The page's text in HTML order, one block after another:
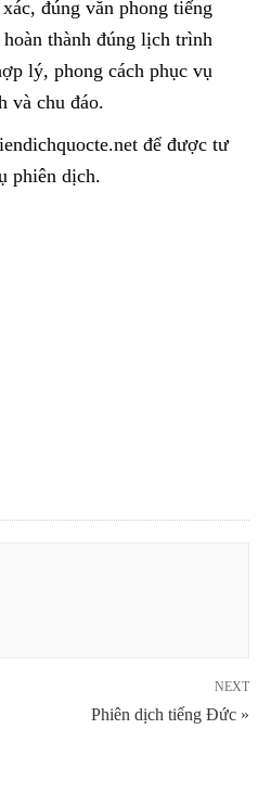
đúng văn phong tiếng
thành đúng lịch trình
lý, phong cách phục vụ
và chu đáo.
để được tư
phiên dịch.
NEXT
Phiên dịch tiếng Đức »